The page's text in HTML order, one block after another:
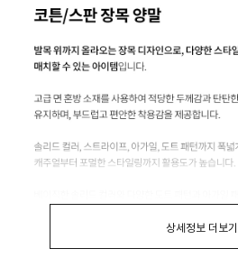
상세정보 더보기